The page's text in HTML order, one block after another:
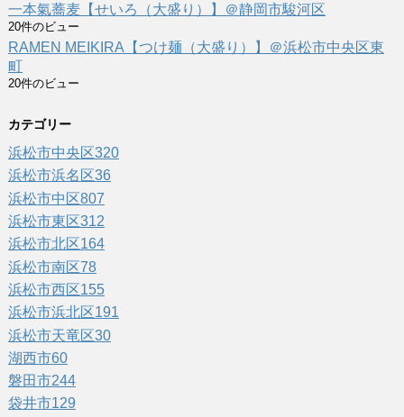
一本氣蕎麦【せいろ（大盛り）】＠静岡市駿河区
20件のビュー
RAMEN MEIKIRA【つけ麺（大盛り）】＠浜松市中央区東
町
20件のビュー
カテゴリー
浜松市中央区320
浜松市浜名区36
浜松市中区807
浜松市東区312
浜松市北区164
浜松市南区78
浜松市西区155
浜松市浜北区191
浜松市天竜区30
湖西市60
磐田市244
袋井市129